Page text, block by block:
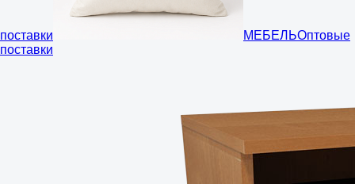
поставки МЕБЕЛЬОптовые
поставки